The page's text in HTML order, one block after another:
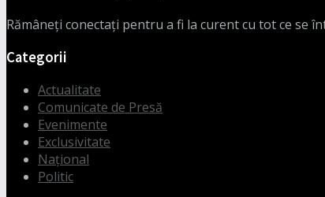
Rămâneți conectați pentru a fi la curent cu tot ce se
Categorii
Actualitate
Comunicate de Presă
Evenimente
Exclusivitate
Național
Politic